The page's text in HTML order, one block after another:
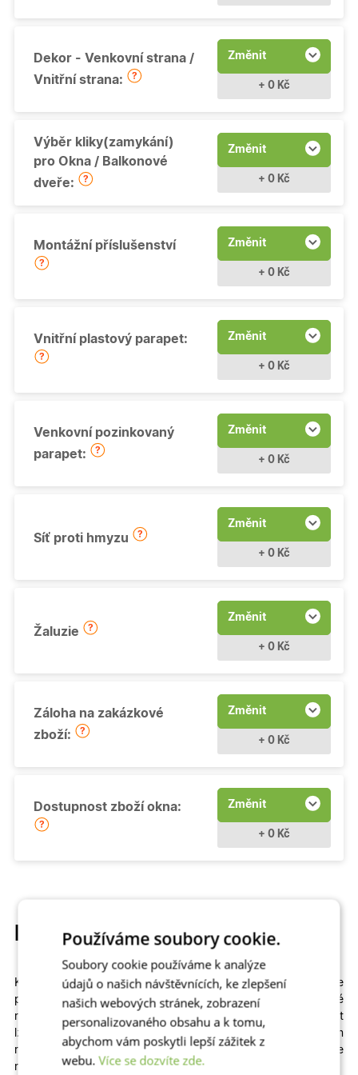
Dekor - Venkovní strana /
Vnitřní strana:
Změnit
+ 0 Kč
Výběr kliky(zamykání)
pro Okna / Balkonové
dveře:
Změnit
+ 0 Kč
Montážní příslušenství Změnit
+ 0 Kč
Vnitřní plastový parapet: Změnit
+ 0 Kč
Venkovní pozinkovaný
parapet:
Změnit
+ 0 Kč
Síť proti hmyzu
Změnit
+ 0 Kč
Žaluzie
Změnit
+ 0 Kč
Záloha na zakázkové
zboží:
Změnit
+ 0 Kč
Dostupnost zboží okna: Změnit
+ 0 Kč
Popis produktu
Kvalitní a cenově dostupnéotevíravéplastové okno si můžete
přizpůsobitna míru. Na výběr máme
různé
rozměry
,prosklení dekory
včetně dřevěných. Zvolit
lze izolační dvojsklo či
trojsklo v kombinaci s teplým
rámečkem
– zkrátka to, co vašemu domu či bytu sedne
nejlépe!
Používáme soubory cookie.
Soubory cookie používáme k analýze
údajů o našich návštěvnících, ke zlepšení
našich webových stránek, zobrazení
personalizovaného obsahu a k tomu,
abychom vám poskytli lepší zážitek z
webu.Více se dozvíte zde.